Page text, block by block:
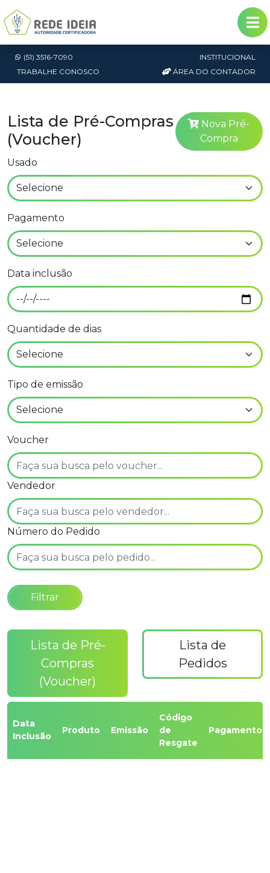
(51) 3516-7090
INSTITUCIONAL
TRABALHE CONOSCO
ÁREA DO CONTADOR
Lista de Pré-Compras
(Voucher)
Nova Pré-
Compra
Usado
Pagamento
Data inclusão
Quantidade de dias
Tipo de emissão
Voucher
Vendedor
Número do Pedido
Lista de Pré-
Compras
(Voucher)
Lista de
Pedidos
Data
Inclusão
Produto Emissão
Código
de
Resgate
Pagamento